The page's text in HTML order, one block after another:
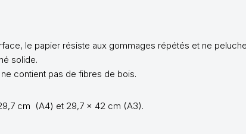
le papier résiste aux gommages répétés et ne
solide.
contient pas de fibres de bois.
cm (A4) et 29,7 x 42 cm (A3).